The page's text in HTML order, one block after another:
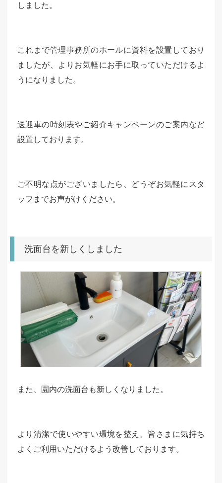
しました。
これまで管理事務所のホールに資料を設置しており
ましたが、よりお気軽にお手に取っていただけるよ
うになりました。
送迎車の時刻表やご紹介キャンペーンのご案内など
設置しております。
ご不明な点がございましたら、どうぞお気軽にスタ
ッフまでお声がけください。
洗面台を新しくしました
また、園内の洗面台も新しくなりました。
より清潔で使いやすい環境を整え、皆さまに気持ち
よくご利用いただけるよう改善しております。